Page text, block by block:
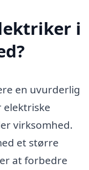
i
en uvurderlig
virksomhed.
et større
at forbedre